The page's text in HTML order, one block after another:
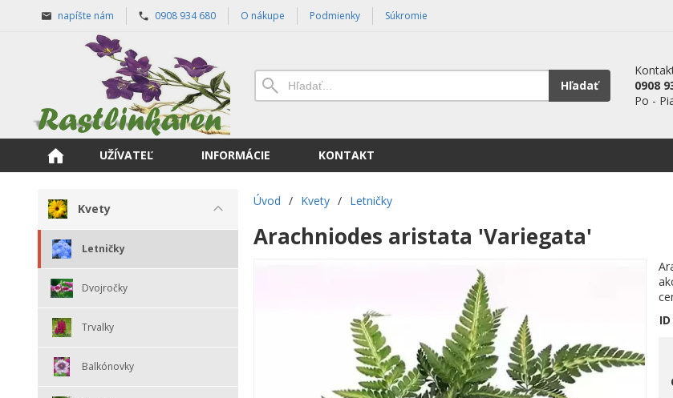
napíšte nám 0908 934 680 O nákupe Podmienky Súkromie
Hľadať
0908
Po -
UŽÍVATEĽ INFORMÁCIE KONTAKT
Kvety
Letničky
Dvojročky
Trvalky
Balkónovky
Úvod / Kvety / Letničky
Arachniodes aristata 'Variegata'